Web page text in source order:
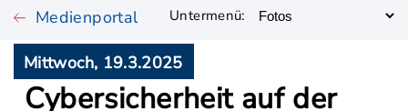
Medienportal Untermenü:
Mittwoch, 19.3.2025
Cybersicherheit auf der